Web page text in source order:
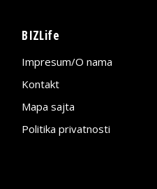
BIZLife
Impresum/O nama
Kontakt
Mapa sajta
Politika privatnosti